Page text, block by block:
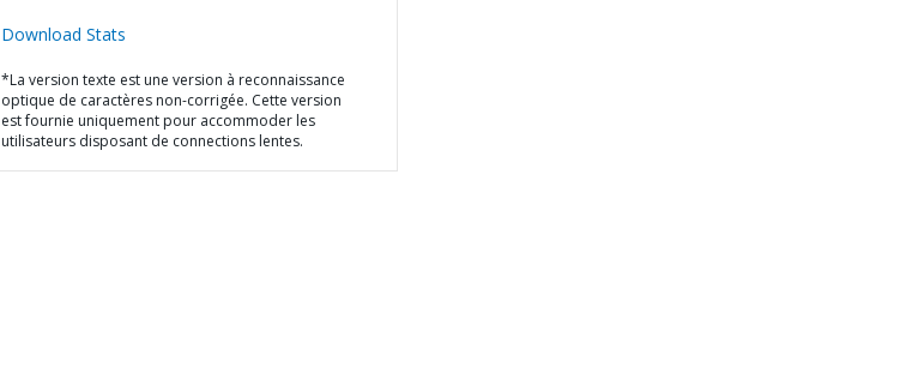
Download Stats
*La version texte est une version à reconnaissance
optique de caractères non-corrigée. Cette version
est fournie uniquement pour accommoder les
utilisateurs disposant de connections lentes.